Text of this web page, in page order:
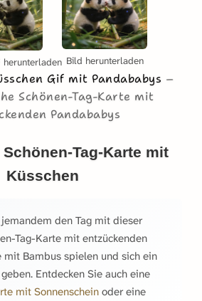
herunterladen Bild herunterladen
Gif mit Pandababys
Schönen-Tag-Karte mit
Pandababys
Tag-Karte mit
Küsschen
den Tag mit dieser
Tag-Karte mit entzückenden
mit Bambus spielen und sich ein
Entdecken Sie auch eine
mit Sonnenschein oder eine